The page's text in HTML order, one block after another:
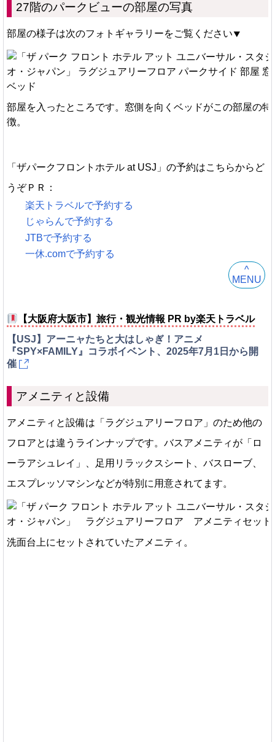
27階のパークビューの部屋の写真
部屋の様子は次のフォトギャラリーをご覧ください⯆
部屋を入ったところです。窓側を向くベッドがこの部屋の特
徴。
「ザパークフロントホテル at USJ」の予約はこちらからど
うぞＰＲ：
楽天トラベルで予約する
じゃらんで予約する
JTBで予約する
一休.comで予約する
^
MENU
【大阪府大阪市】旅行・観光情報 PR by楽天トラベル
【USJ】アーニャたちと大はしゃぎ！アニメ
『SPY×FAMILY』コラボイベント、2025年7月1日から開
催
アメニティと設備
アメニティと設備は「ラグジュアリーフロア」のため他の
フロアとは違うラインナップです。バスアメニティが「ロ
ーラアシュレイ」、足用リラックスシート、バスローブ、
エスプレッソマシンなどが特別に用意されてます。
洗面台上にセットされていたアメニティ。